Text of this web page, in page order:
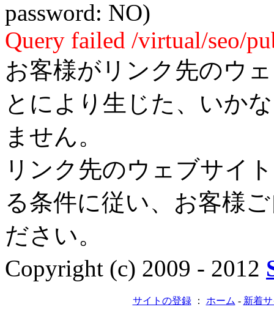
password: NO)
Query failed /virtual/seo/
お客様がリンク先のウ
とにより生じた、いか
ません。
リンク先のウェブサイ
る条件に従い、お客様
ださい。
Copyright (c) 2009 - 2012
サイトの登録： ホーム - 新着